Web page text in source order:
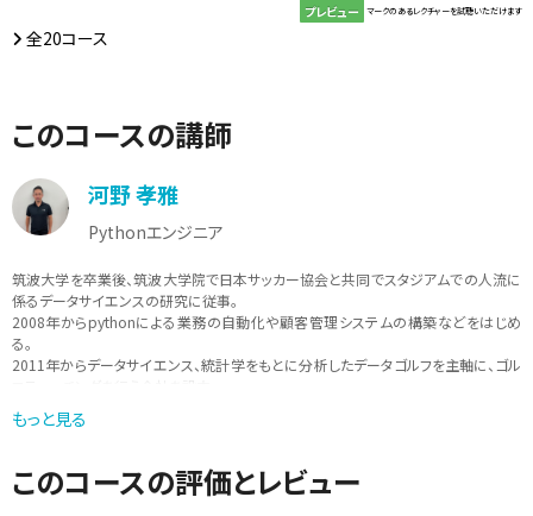
プレビュー マークのあるレクチャーを試聴いただけます
全20コース
このコースの講師
河野 孝雅
Pythonエンジニア
筑波大学を卒業後、筑波大学院で日本サッカー協会と共同でスタジアムでの人流に
係るデータサイエンスの研究に従事。
2008年からpythonによる業務の自動化や顧客管理システムの構築などをはじめ
る。
2011年からデータサイエンス、統計学をもとに分析したデータゴルフを主軸に、ゴル
データをもとにしたスポーツのティーチングを行いながら、現在は、pythonを中心
に、「実際に現場で使えるような学びを提供」をモットーに講師活動も行っている。
もっと見る
このコースの評価とレビュー